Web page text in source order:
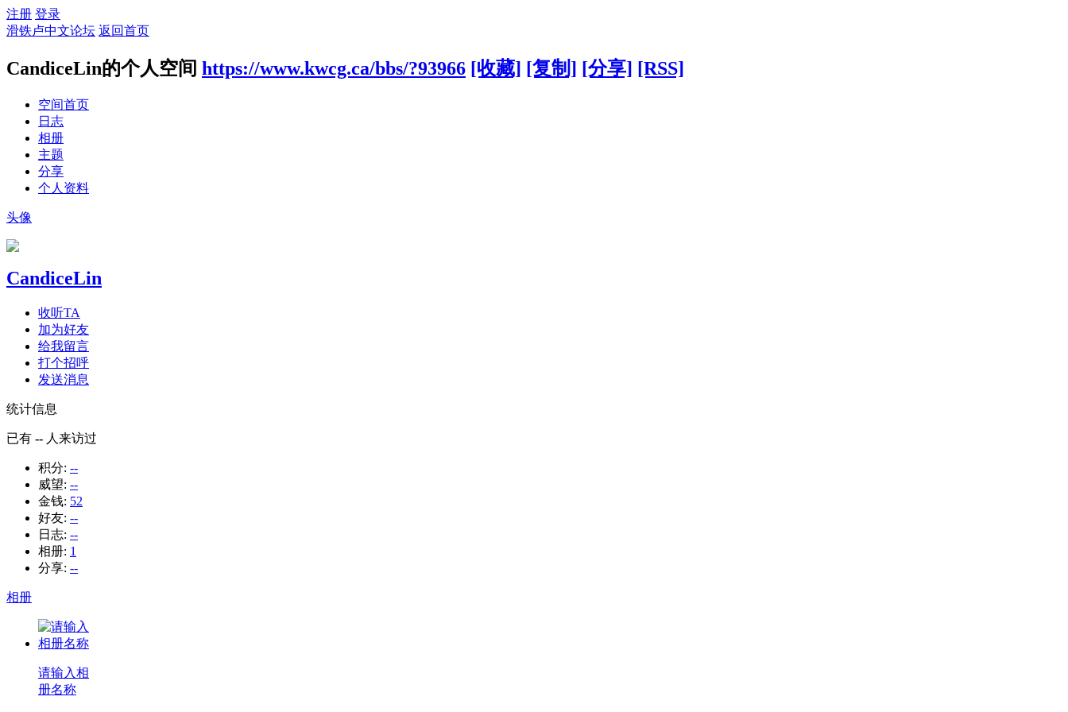
注册 登录
滑铁卢中文论坛 返回首页
CandiceLin的个人空间 https://www.kwcg.ca/bbs/?93966 [收藏] [复制] [分享] [RSS]
空间首页
日志
相册
主题
分享
个人资料
头像
CandiceLin
收听TA
加为好友
给我留言
打个招呼
发送消息
统计信息
已有 -- 人来访过
积分: --
威望: --
金钱: 52
好友: --
日志: --
相册: 1
分享: --
相册
请输入相
册名称